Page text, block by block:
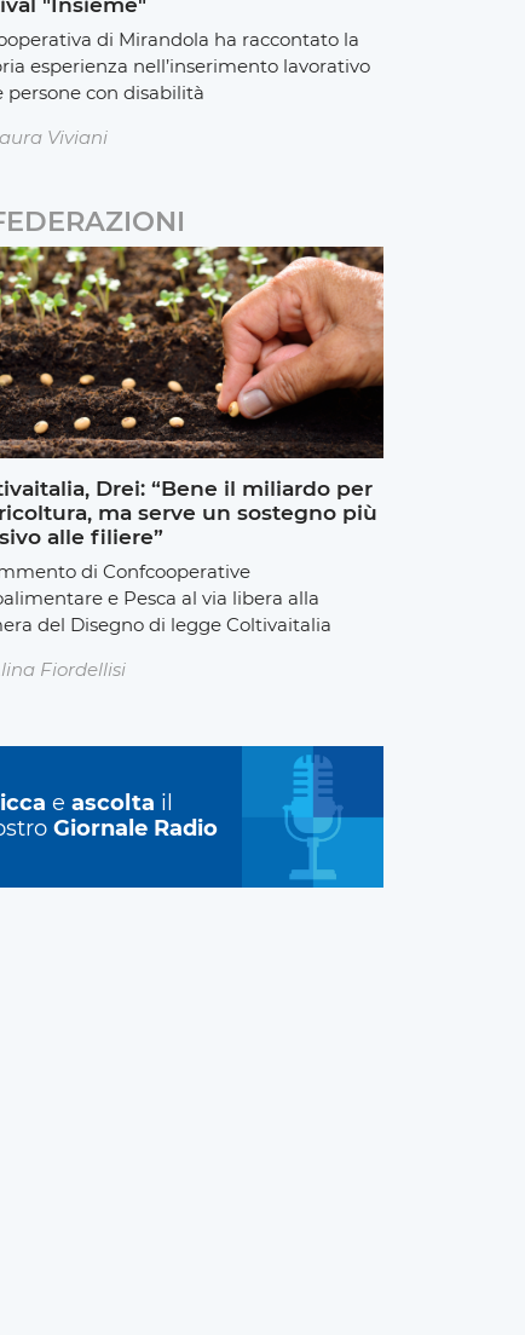
di Mirandola ha raccontato la
esperienza nell’inserimento lavorativo
persone con disabilità
Viviani
Drei: “Bene il miliardo per
ma serve un sostegno più
alle filiere”
di Confcooperative
e Pesca al via libera alla
del Disegno di legge Coltivaitalia
Fiordellisi
e ascolta il
Giornale Radio